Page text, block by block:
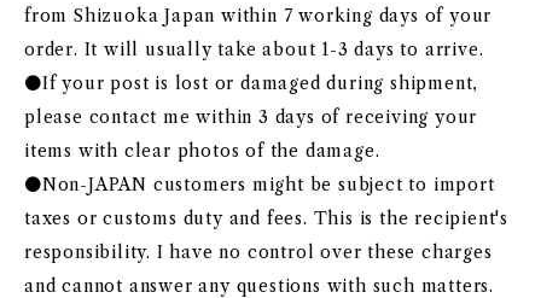
from Shizuoka Japan within 7 working days of your
order. It will usually take about 1-3 days to arrive.
●If your post is lost or damaged during shipment,
please contact me within 3 days of receiving your
items with clear photos of the damage.
●Non-JAPAN customers might be subject to import
taxes or customs duty and fees. This is the recipient's
responsibility. I have no control over these charges
and cannot answer any questions with such matters.